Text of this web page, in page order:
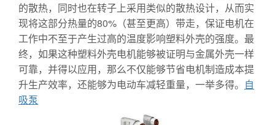
的散热，同时也在转子上采用类似的散热设计，从而实
现将这部分热量的80%（甚至更高）带走，保证电机在
工作中不至于产生过高的温度影响塑料外壳的强度。最
终，如果这种塑料外壳电机能够被证明与金属外壳一样
可靠，并得以应用，那么不仅能够节省电机制造成本提
升生产效率，还能够为电动车减轻重量，一举多得。 自
吸泵